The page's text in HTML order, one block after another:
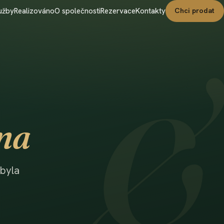
RealizovánoO společnostiRezervaceKontakty Chci prodat